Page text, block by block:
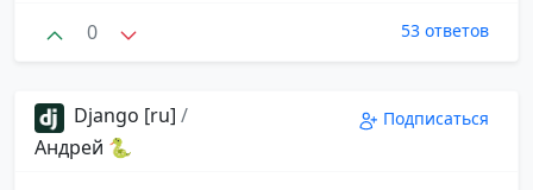
0 53 ответов
Django [ru] /
Андрей 🐍
Подписаться